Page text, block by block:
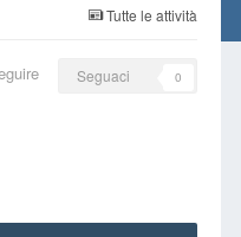
Tutte le attività
Seguaci 0